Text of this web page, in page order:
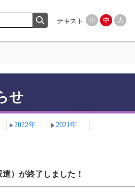
検索 小 中 大
せ
2022年 2021年
）が終了しました！